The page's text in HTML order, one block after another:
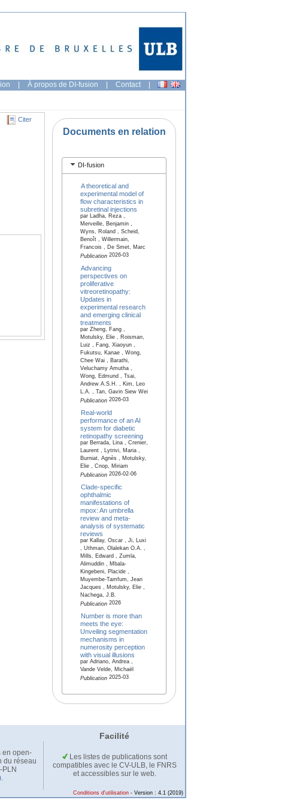
| À propos de DI-fusion | Contact |
Citer
Documents en relation
DI-fusion
A theoretical and
experimental model of
flow characteristics in
subretinal injections
par Ladha, Reza ,
Merveille, Benjamin ,
Wyns, Roland , Scheid,
Benoît , Willermain,
Francois , De Smet, Marc
Publication2026-03
Advancing
perspectives on
proliferative
vitreoretinopathy:
Updates in
experimental research
and emerging clinical
treatments
par Zheng, Fang ,
Motulsky, Elie , Roisman,
Luiz , Fang, Xiaoyun ,
Fukutsu, Kanae , Wong,
Chee Wai , Barathi,
Veluchamy Amutha ,
Wong, Edmund , Tsai,
Andrew A.S.H. , Kim, Leo
L.A. , Tan, Gavin Siew Wei
Publication2026-03
Real-world
performance of an AI
system for diabetic
retinopathy screening
par Berrada, Lina , Crenier,
Laurent , Lytrivi, Maria ,
Burniat, Agnès , Motulsky,
Elie , Cnop, Miriam
Publication2026-02-06
Clade-specific
ophthalmic
manifestations of
mpox: An umbrella
review and meta-
analysis of systematic
reviews
par Kallay, Oscar , Ji, Luxi
, Uthman, Olalekan O.A. ,
Mills, Edward , Zumla,
Alimuddin , Mbala-
Kingebeni, Placide ,
Muyembe-Tamfum, Jean
Jacques , Motulsky, Elie ,
Nachega, J.B.
Publication2026
Number is more than
meets the eye:
Unveiling segmentation
mechanisms in
numerosity perception
with visual illusions
par Adriano, Andrea ,
Vande Velde, Michaël
Publication2025-03
Facilité
en open-
du réseau
PLN
.
Les listes de publications sont
compatibles avec le CV-ULB, le FNRS
et accessibles sur le web.
Conditions d'utilisation - Version : 4.1 (2019)